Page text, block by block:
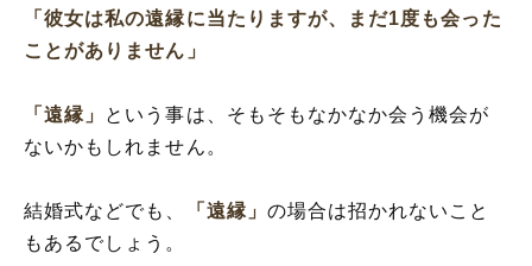
「彼女は私の遠縁に当たりますが、まだ1度も会った
ことがありません」
「遠縁」
という事は、そもそもなかなか会う機会が
ないかもしれません。
結婚式などでも、 「遠縁」 の場合は招かれないこと
もあるでしょう。